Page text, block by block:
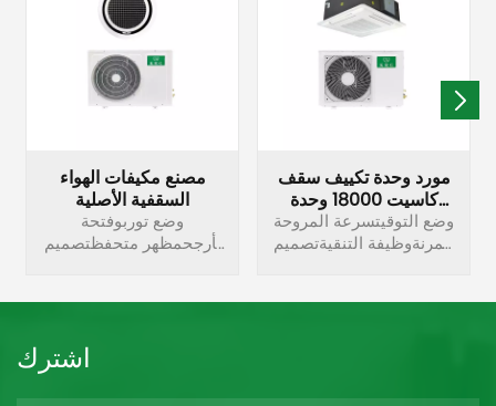
مصنع مكيفات الهواء
السقفية الأصلية
وضع توربوفتحة
تأرجحمظهر متحفظتصميم
مورد وحدة تكييف سقف
كاسيت 18000 وحدة
حرارية بريطانية
وضع التوقيتسرعة المروحة
المرنةوظيفة التنقيةتصميم
اشترك